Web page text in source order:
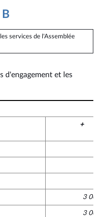
services de l'Assemblée
d'engagement et les
+
3 000
3 000